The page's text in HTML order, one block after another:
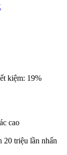
kiệm: 19%
cao
20 triệu lần nhấn